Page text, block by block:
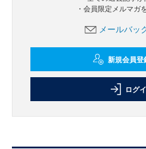
・会員限定メルマガ
メールバッ
新規会員登
ログ